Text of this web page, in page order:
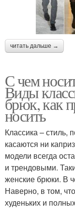
читать дальше →
С чем
Виды
брюк, как
носить
Классика – стиль,
касаются ни
модели всегда
и трендовыми.
женские брюки. В
Наверно, в том,
худеньких и